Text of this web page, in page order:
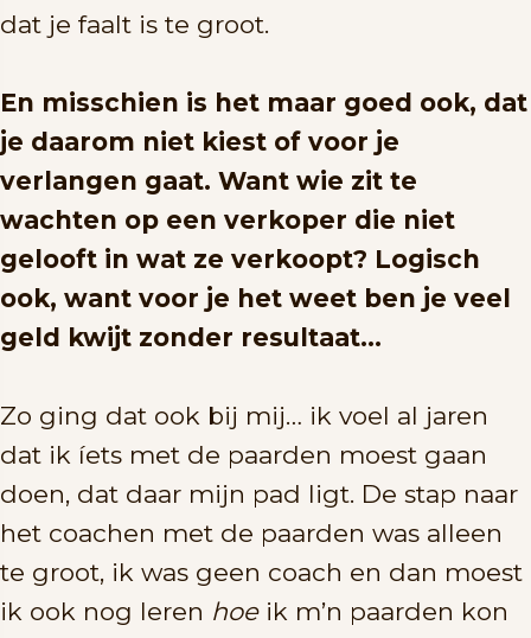
dat je faalt is te groot.
En misschien is het maar goed ook, dat
je daarom niet kiest of voor je
verlangen gaat. Want wie zit te
wachten op een verkoper die niet
gelooft in wat ze verkoopt? Logisch
ook, want voor je het weet ben je veel
geld kwijt zonder resultaat…
Zo ging dat ook bij mij… ik voel al jaren
dat ik íets met de paarden moest gaan
doen, dat daar mijn pad ligt. De stap naar
het coachen met de paarden was alleen
te groot, ik was geen coach en dan moest
ik ook nog leren hoeik m’n paarden kon